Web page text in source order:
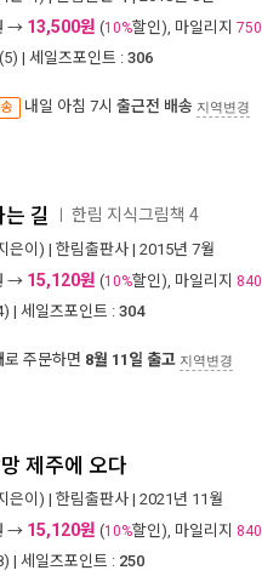
→ 13,500원 (10%할인), 마일리지 750
(5) | 세일즈포인트 : 306
내일 아침 7시 출근전 배송 지역변경
길 한림 지식그림책 4
은이) | 한림출판사 | 2015년 7월
→ 15,120원 (10%할인), 마일리지 840
) | 세일즈포인트 : 304
로 주문하면 8월 11일 출고 지역변경
제주에 오다
은이) | 한림출판사 | 2021년 11월
→ 15,120원 (10%할인), 마일리지 840
) | 세일즈포인트 : 250